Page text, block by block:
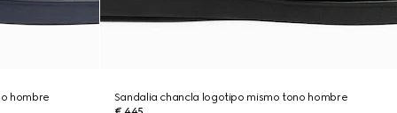
hombre
Sandalia chancla logotipo mismo tono hombre